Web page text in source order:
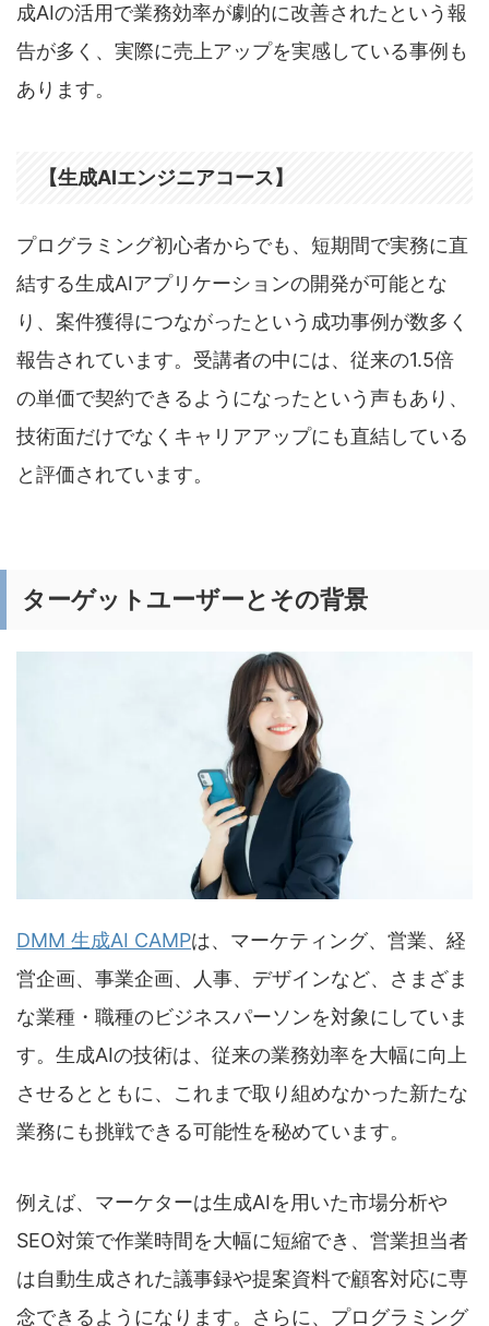
成AIの活用で業務効率が劇的に改善されたという報
告が多く、実際に売上アップを実感している事例も
あります。
【生成AIエンジニアコース】
プログラミング初心者からでも、短期間で実務に直
結する生成AIアプリケーションの開発が可能とな
り、案件獲得につながったという成功事例が数多く
報告されています。受講者の中には、従来の1.5倍
の単価で契約できるようになったという声もあり、
技術面だけでなくキャリアアップにも直結している
と評価されています。
ターゲットユーザーとその背景
DMM 生成AI CAMPは、マーケティング、営業、経
営企画、事業企画、人事、デザインなど、さまざま
な業種・職種のビジネスパーソンを対象にしていま
す。生成AIの技術は、従来の業務効率を大幅に向上
させるとともに、これまで取り組めなかった新たな
業務にも挑戦できる可能性を秘めています。
例えば、マーケターは生成AIを用いた市場分析や
SEO対策で作業時間を大幅に短縮でき、営業担当者
は自動生成された議事録や提案資料で顧客対応に専
念できるようになります。さらに、プログラミング